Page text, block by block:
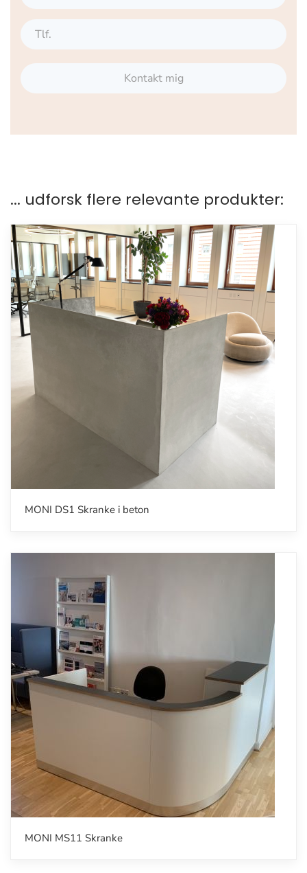
Kontakt mig
... udforsk flere relevante produkter:
MONI DS1 Skranke i beton
MONI MS11 Skranke